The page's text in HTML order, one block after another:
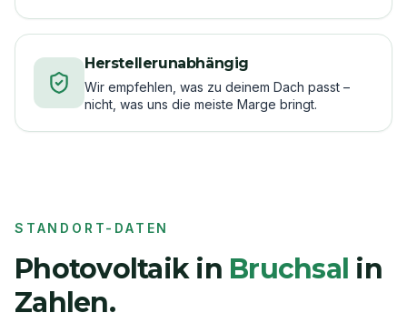
Herstellerunabhängig
Wir empfehlen, was zu deinem Dach passt –
nicht, was uns die meiste Marge bringt.
STANDORT-DATEN
Photovoltaik in Bruchsal in
Zahlen.